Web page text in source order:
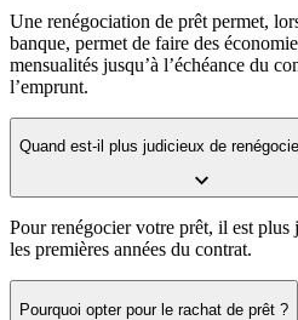
Une renégociation de prêt permet,
banque, permet de faire des
mensualités jusqu’à l’échéance du
l’emprunt.
Quand est-il plus judicieux de
Pour renégocier votre prêt, il est
les premières années du contrat.
Pourquoi opter pour le rachat de prêt ?